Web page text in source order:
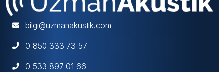
bilgi@uzmanakustik.com
0 850 333 73 57
0 533 897 01 66